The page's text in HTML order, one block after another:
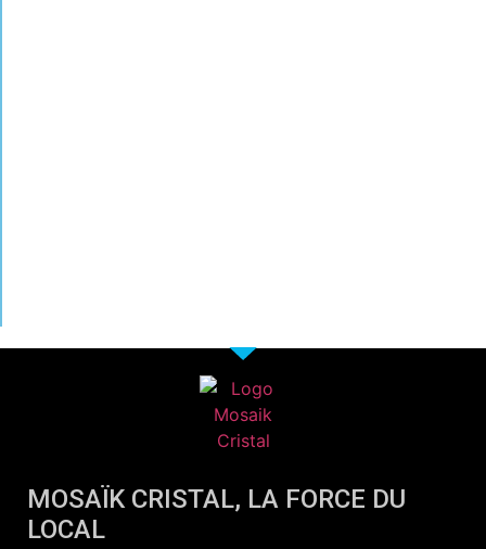
MOSAÏK CRISTAL, LA FORCE DU
LOCAL